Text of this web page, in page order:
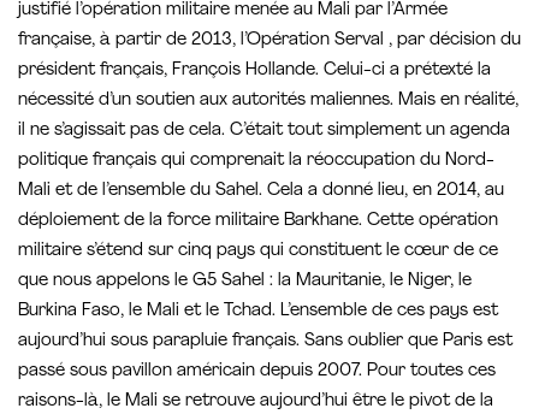
justifié l’opération militaire menée au Mali par l’Armée
française, à partir de 2013, l’Opération Serval , par décision du
président français, François Hollande. Celui-ci a prétexté la
nécessité d’un soutien aux autorités maliennes. Mais en réalité,
il ne s’agissait pas de cela. C’était tout simplement un agenda
politique français qui comprenait la réoccupation du Nord-
Mali et de l’ensemble du Sahel. Cela a donné lieu, en 2014, au
déploiement de la force militaire Barkhane. Cette opération
militaire s’étend sur cinq pays qui constituent le cœur de ce
que nous appelons le G5 Sahel : la Mauritanie, le Niger, le
Burkina Faso, le Mali et le Tchad. L’ensemble de ces pays est
aujourd’hui sous parapluie français. Sans oublier que Paris est
passé sous pavillon américain depuis 2007. Pour toutes ces
raisons-là, le Mali se retrouve aujourd’hui être le pivot de la